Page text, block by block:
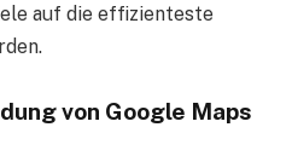
auf die effizienteste
von Google Maps